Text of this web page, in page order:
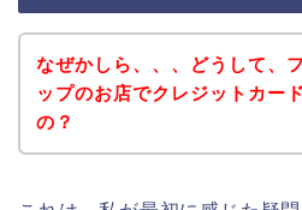
なぜかしら、、、どうして、
ップのお店でクレジットカー
の？